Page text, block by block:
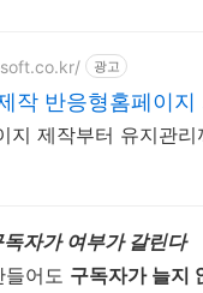
광고
작 반응형홈페이
지 제작부터 유지관
자가 여부가 갈린다
들어도 구독자가 늘지